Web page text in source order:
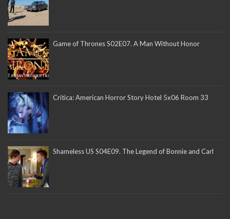
Game of Thrones S02E07. A Man Without Honor
Crítica: American Horror Story Hotel 5x06 Room 33
Shameless US S04E09. The Legend of Bonnie and Carl